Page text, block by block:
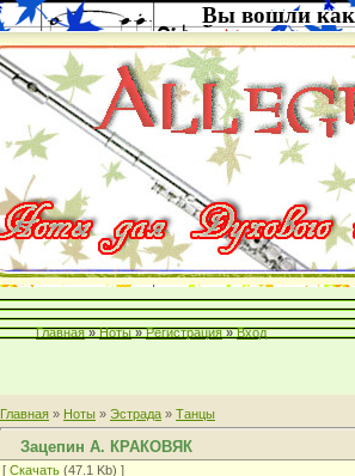
Вы вошли как
Главная » Ноты » Регистрация » Вход
Главная » Ноты » Эстрада » Танцы
Зацепин А. КРАКОВЯК
[ Скачать (47.1 Kb) ]